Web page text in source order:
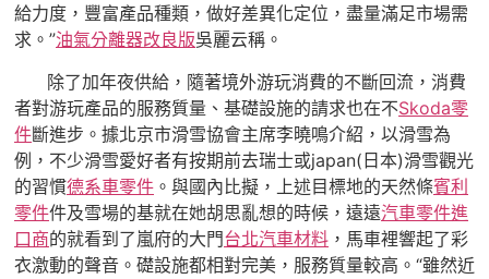
給力度，豐富產品種類，做好差異化定位，盡量滿足市場需
求。”油氣分離器改良版吳麗云稱。
除了加年夜供給，隨著境外游玩消費的不斷回流，消費
者對游玩產品的服務質量、基礎設施的請求也在不Skoda零
件斷進步。據北京市滑雪協會主席李曉鳴介紹，以滑雪為
例，不少滑雪愛好者有按期前去瑞士或japan(日本)滑雪觀光
的習慣德系車零件 。與國內比擬，上述目標地的天然條賓利
零件件及雪場的基就在她胡思亂想的時候，遠遠汽車零件進
口商的就看到了嵐府的大門台北汽車材料 ，馬車裡響起了彩
衣激動的聲音。礎設施都相對完美，服務質量較高。“雖然近